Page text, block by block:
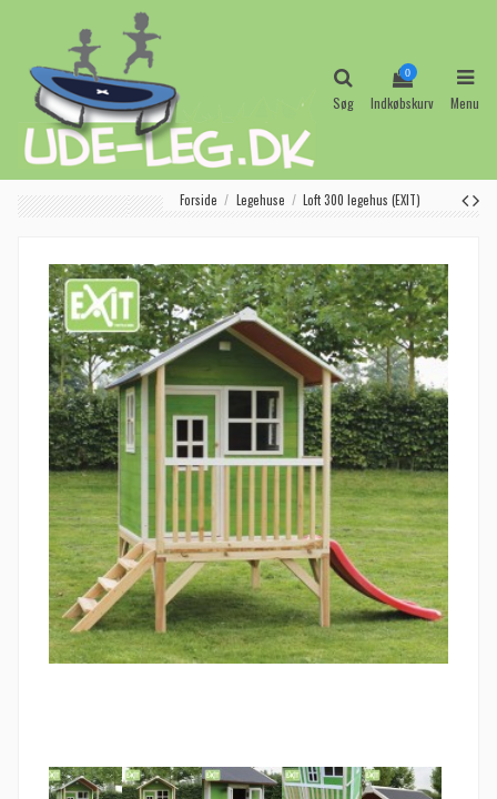
Søg
0
Indkøbskurv Menu
Forside Legehuse Loft 300 legehus (EXIT)